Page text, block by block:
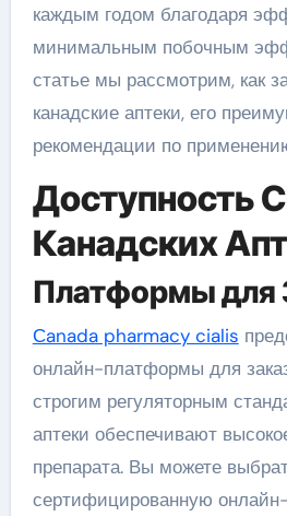
каждым годом благодаря
минимальным побочным
статье мы рассмотрим, как
канадские аптеки, его
рекомендации по
Доступность
Канадских
Платформы для
Сanada pharmacy cialis
онлайн-платформы для
строгим регуляторным
аптеки обеспечивают
препарата. Вы можете
сертифицированную онлайн-